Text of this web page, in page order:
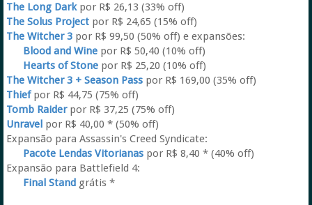
The Long Dark por R$ 26,13 (33% off)
The Solus Projectpor R$ 24,65 (15% off)
The Witcher 3por R$ 99,50 (50% off) e expansões:
Blood and Winepor R$ 50,40 (10% off)
Hearts of Stonepor R$ 25,20 (10% off)
The Witcher 3 + Season Passpor R$ 169,00 (35% off)
Thiefpor R$ 44,75 (75% off)
Tomb Raider por R$ 37,25 (75% off)
Unravelpor R$ 40,00 * (50% off)
Expansão para Assassin's Creed Syndicate:
Pacote Lendas Vitorianaspor R$ 8,40 * (40% off)
Expansão para Battlefield 4:
Final Standgrátis *